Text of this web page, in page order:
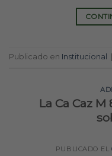
Publicado en Institucional
La Ca Caz
PUBLICADO EL